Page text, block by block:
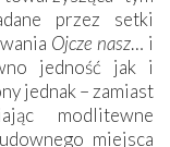
przez setki
Ojcze nasz… i
jedność jak i
jednak – zamiast
modlitewne
miejsca